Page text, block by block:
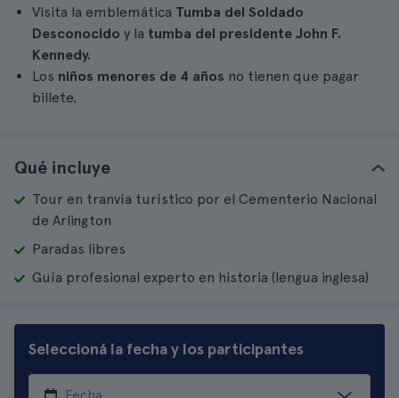
Visita la emblemática Tumba del Soldado
Desconocido y la tumba del presidente John F.
Kennedy.
Los niños menores de 4 años no tienen que pagar
billete.
Qué incluye
Tour en tranvía turístico por el Cementerio Nacional
de Arlington
Paradas libres
Guía profesional experto en historia (lengua inglesa)
Seleccioná la fecha y los participantes